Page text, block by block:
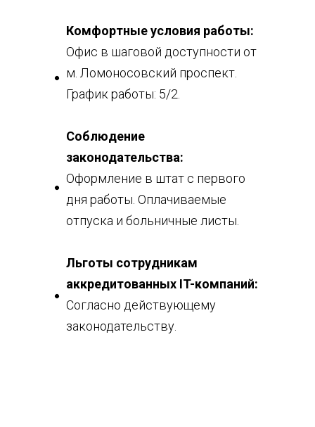
Комфортные условия работы:
Офис в шаговой доступности от
м. Ломоносовский проспект.
График работы: 5/2.
Соблюдение
законодательства:
Оформление в штат с первого
дня работы. Оплачиваемые
отпуска и больничные листы.
Льготы сотрудникам
аккредитованных IT-компаний:
Согласно действующему
законодательству.